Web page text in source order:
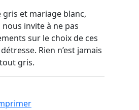
gris et mariage blanc,
invite à ne pas
sur le choix de ces
Rien n’est jamais
gris.